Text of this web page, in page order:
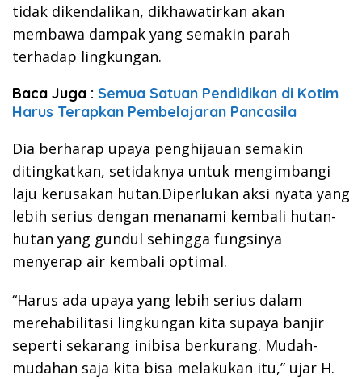
tidak dikendalikan, dikhawatirkan akan
membawa dampak yang semakin parah
terhadap lingkungan.
Baca Juga : Semua Satuan Pendidikan di Kotim
Harus Terapkan Pembelajaran Pancasila
Dia berharap upaya penghijauan semakin
ditingkatkan, setidaknya untuk mengimbangi
laju kerusakan hutan.Diperlukan aksi nyata yang
lebih serius dengan menanami kembali hutan-
hutan yang gundul sehingga fungsinya
menyerap air kembali optimal.
“Harus ada upaya yang lebih serius dalam
merehabilitasi lingkungan kita supaya banjir
seperti sekarang inibisa berkurang. Mudah-
mudahan saja kita bisa melakukan itu,” ujar H.